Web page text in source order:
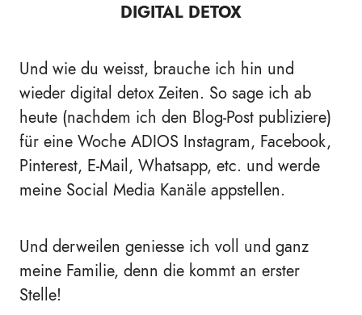
DIGITAL DETOX
Und wie du weisst, brauche ich hin und
wieder digital detox Zeiten. So sage ich ab
heute (nachdem ich den Blog-Post publiziere)
für eine Woche ADIOS Instagram, Facebook,
Pinterest, E-Mail, Whatsapp, etc. und werde
meine Social Media Kanäle appstellen.
Und derweilen geniesse ich voll und ganz
meine Familie, denn die kommt an erster
Stelle!